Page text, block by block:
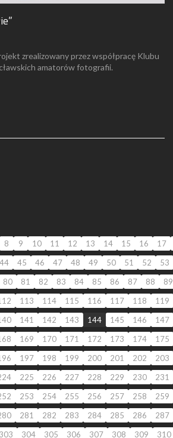
zrealizowany przez współpracę Klubu
amatorów fotografii.
8 9 10 11 12 13 14 15 16 17
44 45 46 47 48 49 50 51 52 53
80 81 82 83 84 85 86 87 88 89
113 114 115 116 117 118 119
141 142 143 144 145 146 147
169 170 171 172 173 174 175
197 198 199 200 201 202 203
225 226 227 228 229 230 231
253 254 255 256 257 258 259
281 282 283 284 285 286 287
303 304 305 306 307 308 309 310